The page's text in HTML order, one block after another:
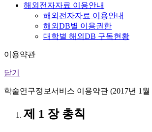
해외전자자료 이용안내
해외전자자료 이용안내
해외DB별 이용권한
대학별 해외DB 구독현황
이용약관
닫기
학술연구정보서비스 이용약관 (2017년 1
제 1 장 총칙